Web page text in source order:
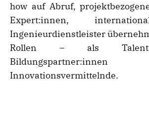
how auf Abruf,
Expert:innen,
Ingenieurdienstleister
Rollen – als
Innovationsvermittelnde.